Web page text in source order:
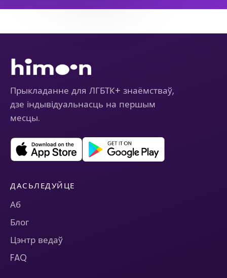
Прыкладанне для ЛГБТК+ знаёмстваў,
дзе індывідуальнасць на першым
месцы.
ДАСЬЛЕДУЙЦЕ
Аб
Блог
Цэнтр ведаў
FAQ